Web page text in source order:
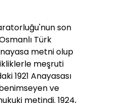
son
Türk
metni olup
meşruti
1921 Anayasası
ve
metindi. 1924,